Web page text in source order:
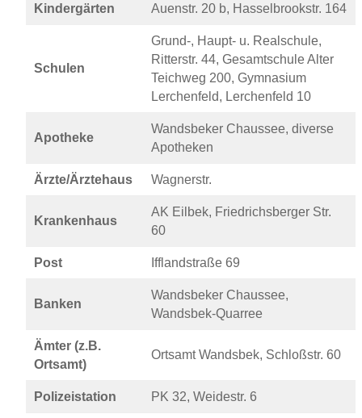
Kindergärten Auenstr. 20 b, Hasselbrookstr. 164
Schulen
Grund-, Haupt- u. Realschule,
Ritterstr. 44, Gesamtschule Alter
Teichweg 200, Gymnasium
Lerchenfeld, Lerchenfeld 10
Apotheke
Wandsbeker Chaussee, diverse
Apotheken
Ärzte/Ärztehaus Wagnerstr.
Krankenhaus
AK Eilbek, Friedrichsberger Str.
60
Post Ifflandstraße 69
Banken
Wandsbeker Chaussee,
Wandsbek-Quarree
Ämter (z.B.
Ortsamt)
Ortsamt Wandsbek, Schloßstr. 60
Polizeistation PK 32, Weidestr. 6